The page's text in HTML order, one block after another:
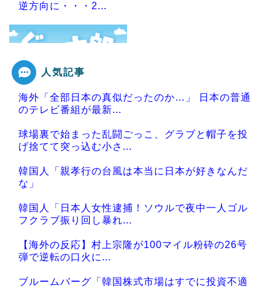
逆方向に・・・2...
Powered by livedoor 相互RSS
人気記事
海外「全部日本の真似だったのか…」 日本の普通
のテレビ番組が最新...
球場裏で始まった乱闘ごっこ、グラブと帽子を投
げ捨てて突っ込む小さ...
韓国人「親孝行の台風は本当に日本が好きなんだ
な」
韓国人「日本人女性逮捕！ソウルで夜中一人ゴル
フクラブ振り回し暴れ...
【海外の反応】村上宗隆が100マイル粉砕の26号
弾で逆転の口火に...
ブルームバーグ「韓国株式市場はすでに投資不適